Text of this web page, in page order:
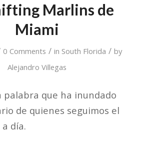
Marlins de
Miami
0 Comments / in South Florida / by
Alejandro Villegas
palabra que ha inundado
de quienes seguimos el
día.